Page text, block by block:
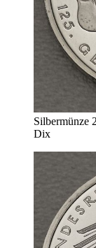
Silbermünze
Dix